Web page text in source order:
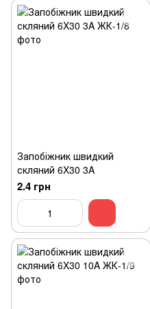
Запобіжник швидкий
скляний 6X30 3A
2.4 грн